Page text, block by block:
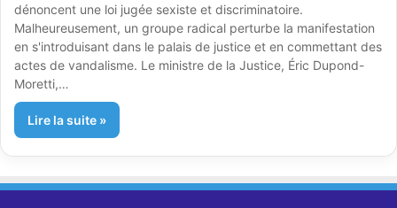
dénoncent une loi jugée sexiste et discriminatoire.
Malheureusement, un groupe radical perturbe la manifestation
en s'introduisant dans le palais de justice et en commettant des
actes de vandalisme. Le ministre de la Justice, Éric Dupond-
Moretti,…
Lire la suite »